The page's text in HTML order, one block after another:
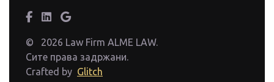
©
2026 Law Firm ALME LAW.
Сите права задржани.
Crafted by Glitch